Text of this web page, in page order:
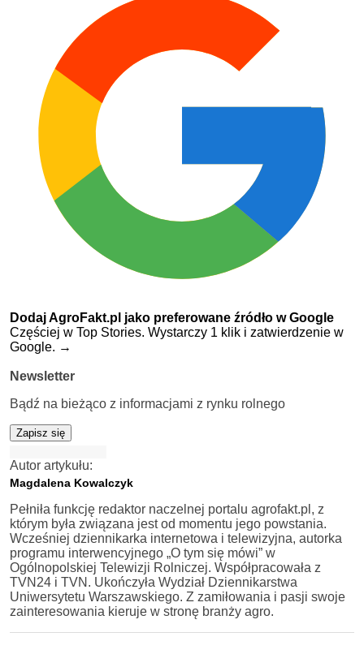
Dodaj AgroFakt.pl jako preferowane źródło w Google
Częściej w Top Stories. Wystarczy 1 klik i zatwierdzenie w
Google. →
Newsletter
Bądź na bieżąco z informacjami z rynku rolnego
Zapisz się
Autor artykułu:
Magdalena Kowalczyk
Pełniła funkcję redaktor naczelnej portalu agrofakt.pl, z
którym była związana jest od momentu jego powstania.
Wcześniej dziennikarka internetowa i telewizyjna, autorka
programu interwencyjnego „O tym się mówi” w
Ogólnopolskiej Telewizji Rolniczej. Współpracowała z
TVN24 i TVN. Ukończyła Wydział Dziennikarstwa
Uniwersytetu Warszawskiego. Z zamiłowania i pasji swoje
zainteresowania kieruje w stronę branży agro.